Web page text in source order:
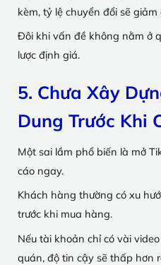
kèm, tỷ lệ chuyển đổi sẽ
Đôi khi vấn đề không nằm ở
lược định giá.
5. Chưa Xây
Dung Trước Khi
Một sai lầm phổ biến là mở
cáo ngay.
Khách hàng thường có xu
trước khi mua hàng.
Nếu tài khoản chỉ có vài
quán, độ tin cậy sẽ thấp hơn